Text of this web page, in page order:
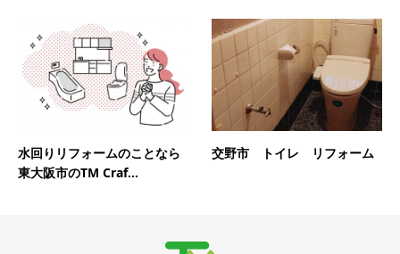
水回りリフォームのことなら
東大阪市のTM Craf...
交野市 トイレ リフォーム